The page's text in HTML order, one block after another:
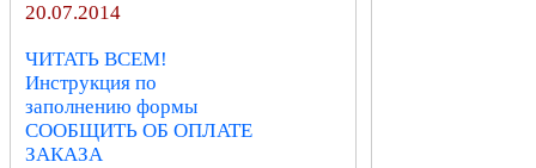
20.07.2014
ЧИТАТЬ ВСЕМ!
Инструкция по
заполнению формы
СООБЩИТЬ ОБ ОПЛАТЕ
ЗАКАЗА